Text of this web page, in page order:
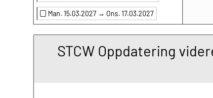
Man. 15.03.2027 → Ons. 17.03.2027
STCW Oppdatering